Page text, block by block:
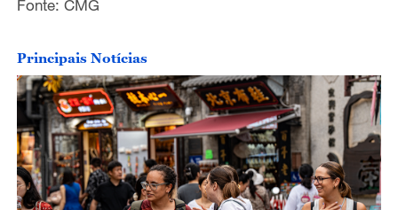
Fonte: CMG
Principais Notícias